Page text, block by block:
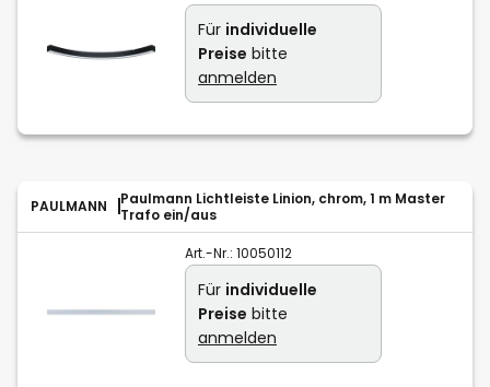
Für individuelle
Preise bitte
anmelden
PAULMANN
Paulmann Lichtleiste Linion, chrom, 1 m Master
Trafo ein/aus
Art.-Nr.: 10050112
Für individuelle
Preise bitte
anmelden